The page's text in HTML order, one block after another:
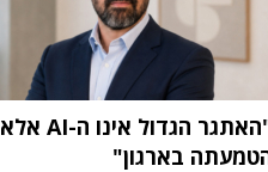
"האתגר הגדול אינו ה-AI אלא
בארגון"